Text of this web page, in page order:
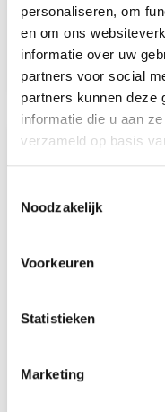
personaliseren, om
en om ons
informatie over uw
partners voor social
partners kunnen deze
informatie die u aan
verzameld op basis
Noodzakelijk
Voorkeuren
Statistieken
Marketing
miljoen voor batterij
Lees verder
De Meewind
De Meewind Dialogen: